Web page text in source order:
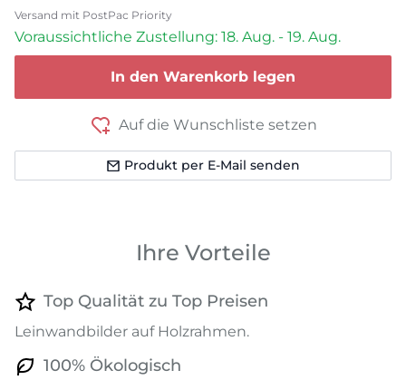
Versand mit PostPac Priority
Voraussichtliche Zustellung: 18. Aug. - 19. Aug.
In den Warenkorb legen
Auf die Wunschliste setzen
Produkt per E-Mail senden
Ihre Vorteile
Top Qualität zu Top Preisen
Leinwandbilder auf Holzrahmen.
100% Ökologisch